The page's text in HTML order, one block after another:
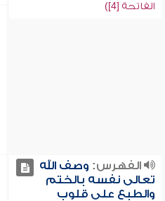
الفاتحة [4])
الفهرس: وصف الله
تعالى نفسه بالختم
والطبع على قلوب